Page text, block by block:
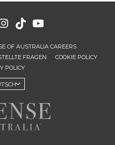
OF AUSTRALIA CAREERS
FRAGEN
COOKIE POLICY
POLICY